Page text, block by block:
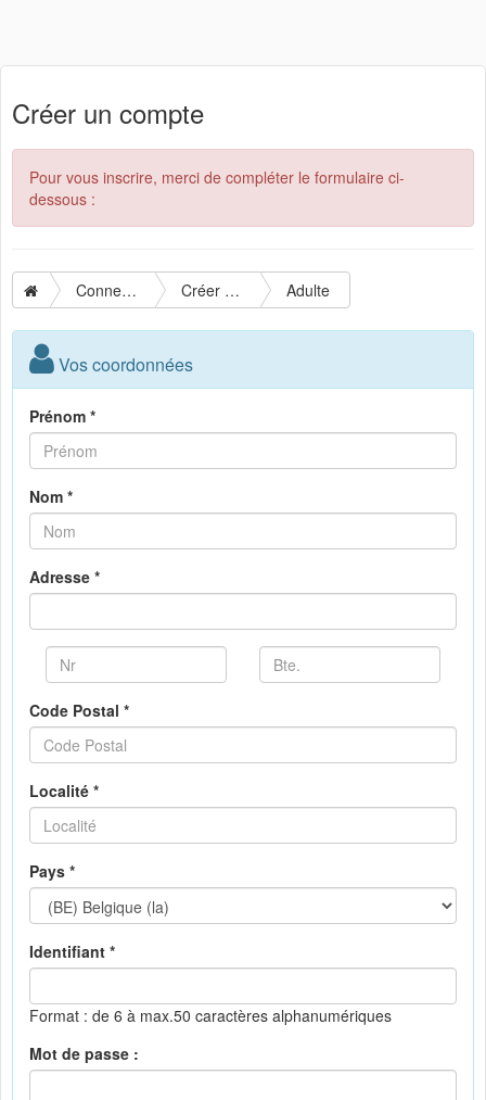
Créer un compte
Pour vous inscrire, merci de compléter le formulaire ci-
dessous :
Connexion Créer un compte Adulte
Vos coordonnées
Prénom *
Nom *
Adresse *
Code Postal *
Localité *
Pays *
Identifiant *
Format : de 6 à max.50 caractères alphanumériques
Mot de passe :